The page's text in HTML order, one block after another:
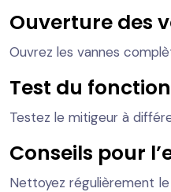
Ouverture des
Ouvrez les vannes
Test du
Testez le mitigeur à
Conseils pour
Nettoyez régulièrement